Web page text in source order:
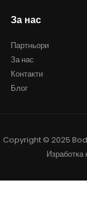
За нас
Партньори
За нас
Контакти
Блог
Copyright © 2025